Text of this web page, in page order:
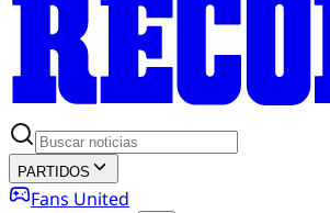
PARTIDOS
Fans United